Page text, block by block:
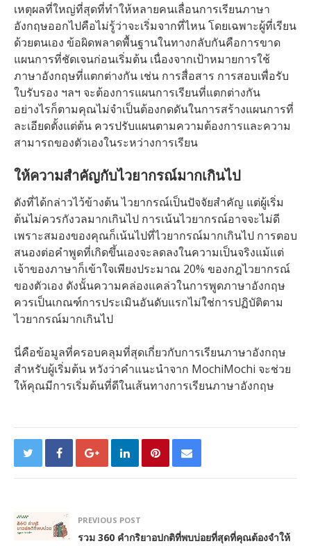
เหตุผลที่ใหญ่ที่สุดที่ทำให้หลายคนเลื่อนการเรียนภาษา
อังกฤษออกไปคือไม่รู้ว่าจะเริ่มจากที่ไหน โดยเฉพาะผู้ที่เรียน
ด้วยตนเอง ข้อผิดพลาดพื้นฐานในทางกลับกันคือการขาด
แผนการที่ชัดเจนก่อนเริ่มต้น เนื่องจากเป้าหมายการใช้
ภาษาอังกฤษที่แตกต่างกัน เช่น การสื่อสาร การสอบเพื่อรับ
ใบรับรอง ฯลฯ จะต้องการแผนการเรียนที่แตกต่างกัน
อย่างไรก็ตามคุณไม่จำเป็นต้องกดดันในการสร้างแผนการที่
ละเอียดตั้งแต่ต้น ควรปรับแผนตามความต้องการและความ
สามารถของตัวเองในระหว่างการเรียน
ให้ความสำคัญกับไวยากรณ์มากเกินไป
ดังที่ได้กล่าวไว้ข้างต้น ไวยากรณ์เป็นปัจจัยสำคัญ แต่ผู้เริ่ม
ต้นไม่ควรกังวลมากเกินไป การเน้นไวยากรณ์อาจจะไม่ดี
เพราะสมองของคุณก็เน้นไปที่ไวยากรณ์มากเกินไป การตอบ
สนองต่อคำพูดที่เกิดขึ้นเองจะลดลงในความเป็นจริงแม้แต่
เจ้าของภาษาก็เข้าใจเพียงประมาณ 20% ของกฎไวยากรณ์
ของตัวเอง ดังนั้นความคล่องแคล่วในการพูดภาษาอังกฤษ
ควรเป็นเกณฑ์การประเมินอันดับแรกไม่ใช่การปฏิบัติตาม
ไวยากรณ์มากเกินไป
นี่คือข้อมูลที่ครอบคลุมที่สุดเกี่ยวกับการเรียนภาษาอังกฤษ
สำหรับผู้เริ่มต้น หวังว่าคำแนะนำจาก MochiMochi จะช่วย
ให้คุณมีการเริ่มต้นที่ดีในเส้นทางการเรียนภาษาอังกฤษ
PREVIOUS POST
รวม 360 คำกริยาอปกติที่พบบ่อยที่สุดที่คุณต้องจำให้